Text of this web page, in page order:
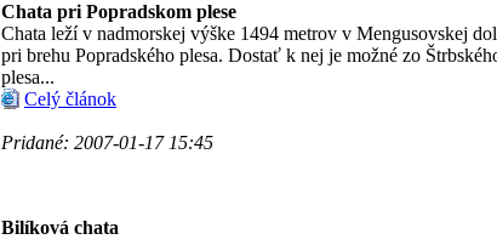
Chata pri Popradskom plese
Chata leží v nadmorskej výške 1494 metrov v Mengusovskej
pri brehu Popradského plesa. Dostať k nej je možné zo
plesa...
Celý článok
Pridané: 2007-01-17 15:45
Bilíková chata